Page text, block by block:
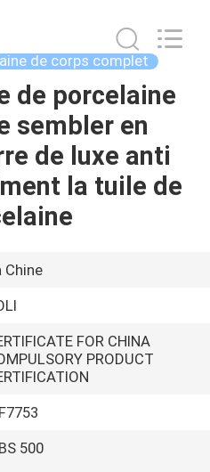
de corps complet
de porcelaine
sembler en
de luxe anti
la tuile de
Chine
FOR CHINA
PRODUCT
500